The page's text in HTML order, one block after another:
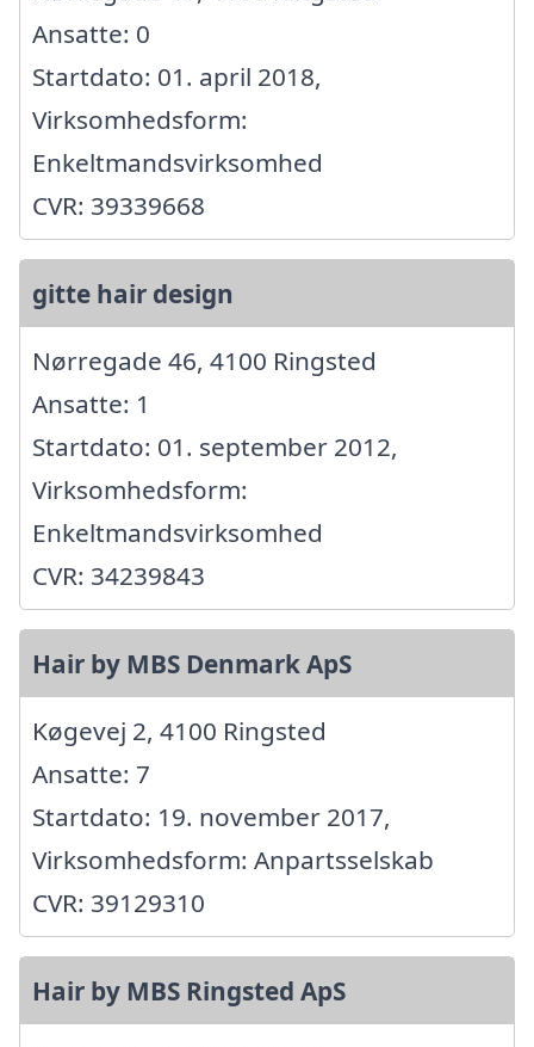
Ansatte: 0
Startdato: 01. april 2018,
Virksomhedsform:
Enkeltmandsvirksomhed
CVR: 39339668
gitte hair design
Nørregade 46, 4100 Ringsted
Ansatte: 1
Startdato: 01. september 2012,
Virksomhedsform:
Enkeltmandsvirksomhed
CVR: 34239843
Hair by MBS Denmark ApS
Køgevej 2, 4100 Ringsted
Ansatte: 7
Startdato: 19. november 2017,
Virksomhedsform: Anpartsselskab
CVR: 39129310
Hair by MBS Ringsted ApS